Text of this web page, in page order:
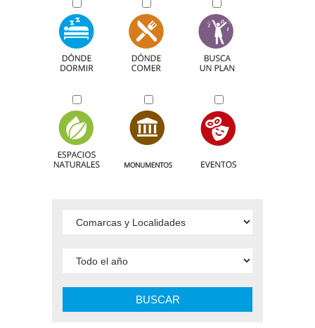
BUSCAR